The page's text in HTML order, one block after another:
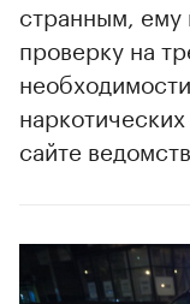
00:00
странным, ему
проверку на
сайте